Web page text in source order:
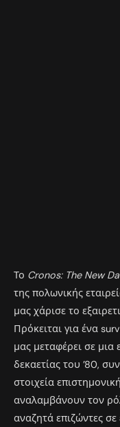
Το Cronos: The New
της πολωνικής
μας χάρισε το
Πρόκειται για ένα
μας μεταφέρει σε μια
δεκαετίας του ’80,
στοιχεία
αναλαμβάνουν τον
αναζητά επιζώντες